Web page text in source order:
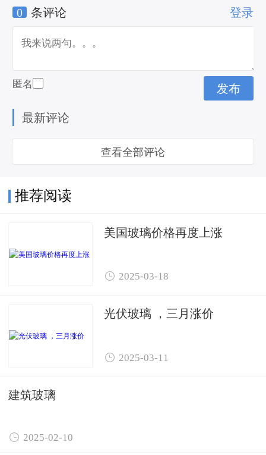
0 条评论 登录
匿名
最新评论
查看全部评论
推荐阅读
美国玻璃价格再度上涨
 2025-03-18
光伏玻璃 ，三月涨价
 2025-03-11
建筑玻璃
 2025-02-10